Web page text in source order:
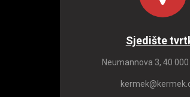
Sjedište
Neumannova 3, 40